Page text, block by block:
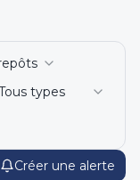
Créer une alerte
types